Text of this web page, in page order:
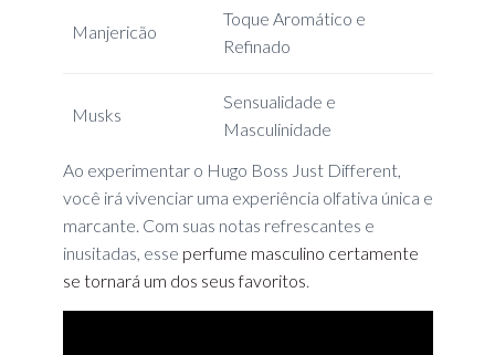
Manjericão
Toque Aromático e
Refinado
Musks
Sensualidade e
Masculinidade
Ao experimentar o Hugo Boss Just Different,
você irá vivenciar uma experiência olfativa única e
marcante. Com suas notas refrescantes e
inusitadas, esse perfume masculino certamente
se tornará um dos seus favoritos.